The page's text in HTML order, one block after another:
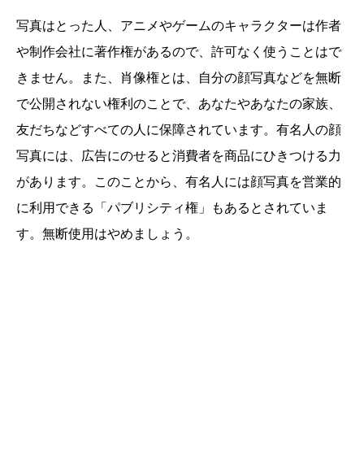
写真はとった人、アニメやゲームのキャラクターは作者
や制作会社に著作権があるので、許可なく使うことはで
きません。また、肖像権とは、自分の顔写真などを無断
で公開されない権利のことで、あなたやあなたの家族、
友だちなどすべての人に保障されています。有名人の顔
写真には、広告にのせると消費者を商品にひきつける力
があります。このことから、有名人には顔写真を営業的
に利用できる「パブリシティ権」もあるとされていま
す。無断使用はやめましょう。